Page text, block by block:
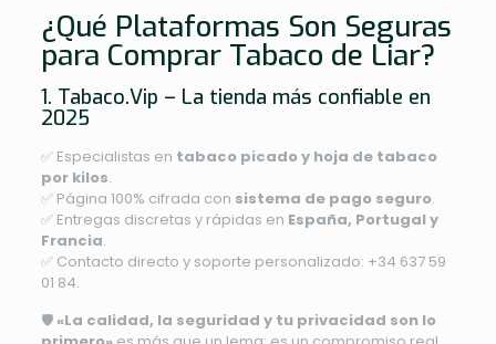
¿Qué Plataformas Son Seguras
para Comprar Tabaco de Liar?
1. Tabaco.Vip – La tienda más confiable en
2025
✅ Especialistas en tabaco picado y hoja de tabaco
por kilos.
✅ Página 100% cifrada con sistema de pago seguro.
✅ Entregas discretas y rápidas en España, Portugal y
Francia.
✅ Contacto directo y soporte personalizado: +34 637 59
01 84.
🛡️ «La calidad, la seguridad y tu privacidad son lo